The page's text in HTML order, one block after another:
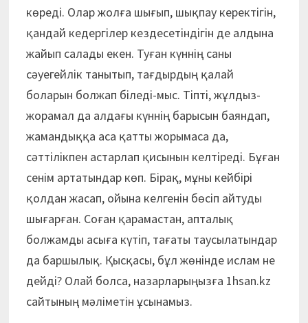
көреді. Олар жолға шығып, шықпау керектігін,
қандай кедергілер кездесетіндігін де алдына
жайып салады екен. Туған күннің саны
сәуегейлік танытып, тағдырдың қалай
боларын болжап біледі-мыс. Тіпті, жұлдыз-
жорамал да алдағы күннің барысын баяндап,
жамандыққа аса қатты жорымаса да,
сәттілікпен астарлап қисынын келтіреді. Бұған
сенім артатындар көп. Бірақ, мұны кейбірі
қолдан жасап, ойына келгенін бөсіп айтуды
шығарған. Соған қарамастан, апталық
болжамды асыға күтіп, тағаты таусылатындар
да баршылық. Қысқасы, бұл жөнінде ислам не
дейді? Олай болса, назарларыңызға 1hsan.kz
сайтының мәліметін ұсынамыз.